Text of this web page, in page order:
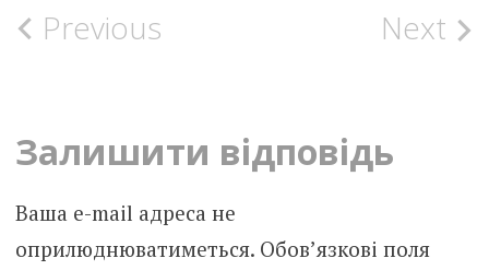
Post
Previous Next
Залишити відповідь
Ваша e-mail адреса не
оприлюднюватиметься. Обов’язкові поля